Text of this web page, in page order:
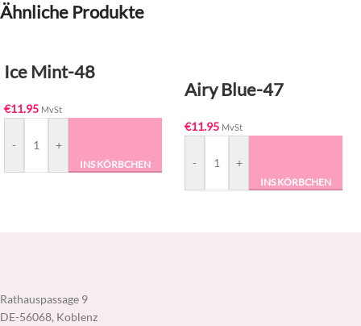
Ähnliche Produkte
Ice Mint-48
€11.95 MvSt
- +
INS KÖRBCHEN
Airy Blue-47
€11.95 MvSt
- +
INS KÖRBCHEN
Rathauspassage 9
DE-56068, Koblenz